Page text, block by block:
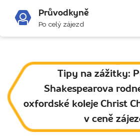
Průvodkyně
Po celý zájezd
Tipy na zážitky:
Shakespearova
oxfordské koleje Christ
v ceně